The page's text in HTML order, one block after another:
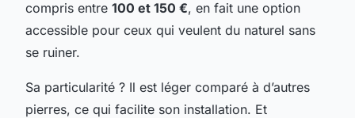
compris entre 100 et 150 €, en fait une option
accessible pour ceux qui veulent du naturel sans
se ruiner.
Sa particularité ? Il est léger comparé à d’autres
pierres, ce qui facilite son installation. Et